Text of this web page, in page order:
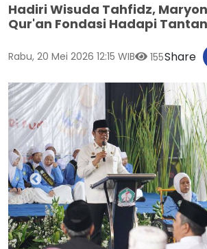
Hadiri Wisuda Tahfidz,
Qur'an Fondasi Hadapi
Rabu, 20 Mei 2026 12:15 WIB 155Share